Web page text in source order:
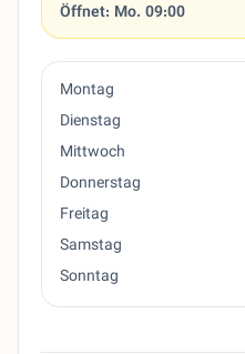
Öffnet: Mo. 09:00
Montag
Dienstag
Mittwoch
Donnerstag
Freitag
Samstag
Sonntag